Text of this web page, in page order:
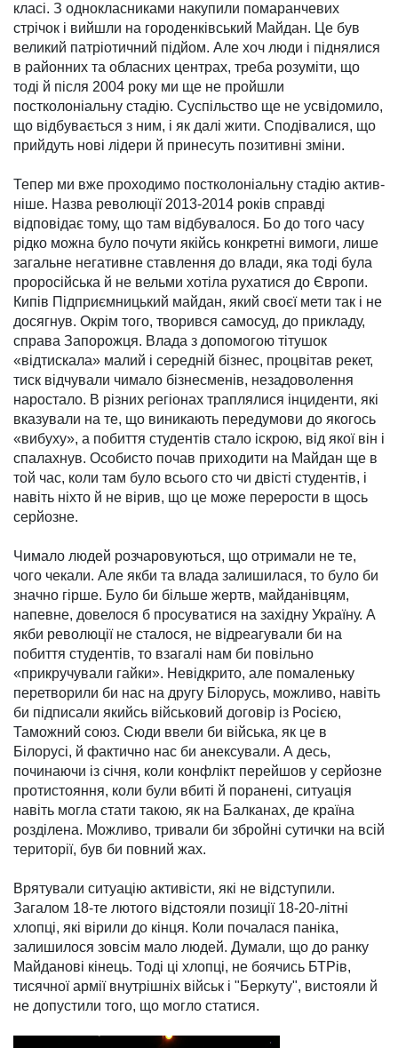
класі. З одно­класниками накупили пома­ранчевих
стрічок і вийшли на городенківський Майдан. Це був
великий патріотичний під­йом. Але хоч люди і піднялися
в районних та обласних цент­рах, треба розуміти, що
тоді й після 2004 року ми ще не пройшли
постколоніальну ста­дію. Сус­пільство ще не усвідо­ми­ло,
що відбувається з ним, і як далі жити. Сподівалися, що
прий­дуть нові лідери й при­несуть позитивні зміни.
Тепер ми вже проходимо постколоніальну стадію актив­
ніше. Назва революції 2013-2014 років справді
відповідає тому, що там відбувалося. Бо до того часу
рідко можна було почути якійсь конкретні вимоги, лише
загальне негативне став­лення до влади, яка тоді була
проросійська й не вельми хотіла рухатися до Європи.
Кипів Підприємницький май­дан, який своєї мети так і не
досяг­нув. Окрім того, творився самосуд, до прикладу,
справа Запорожця. Влада з допомогою тітушок
«відтискала» малий і середній бізнес, процвітав рекет,
тиск відчували чимало бізнесменів, незадоволення
наростало. В різних регіонах траплялися інциденти, які
вка­зували на те, що виникають передумови до якогось
«ви­буху», а побиття студентів стало іскрою, від якої він і
спалахнув. Особисто почав приходити на Майдан ще в
той час, коли там було всього сто чи двісті сту­дентів, і
навіть ніхто й не вірив, що це може перерости в щось
серйозне.
Чимало людей розчаро­вуються, що отримали не те,
чого чекали. Але якби та влада залишилася, то було би
значно гірше. Було би більше жертв, майданівцям,
напевне, дове­лося б просуватися на західну Ук­раїну. А
якби ре­волюції не сталося, не від­реагували би на
побиття сту­дентів, то взагалі нам би по­вільно
«прикручували гайки». Невідкрито, але пома­леньку
перетворили би нас на другу Білорусь, можливо, навіть
би підписали якийсь військовий договір із Росією,
Таможний союз. Сюди ввели би війська, як це в
Білорусі, й фактично нас би анексували. А десь,
починаючи із січня, коли кон­флікт перейшов у серйозне
протистояння, коли були вбиті й поранені, ситуація
навіть могла стати такою, як на Бал­канах, де країна
розділена. Можливо, тривали би збройні сутички на всій
території, був би повний жах.
Врятували ситуацію активіс­ти, які не відступили.
Загалом 18-те лютого відстояли позиції 18-20-літні
хлопці, які вірили до кінця. Коли почалася паніка,
залишилося зовсім мало лю­дей. Думали, що до ранку
Майданові кінець. Тоді ці хлоп­ці, не боячись БТРів,
тисячної армії внутрішніх військ і "Бер­ку­ту", вистояли й
не допустили того, що могло статися.